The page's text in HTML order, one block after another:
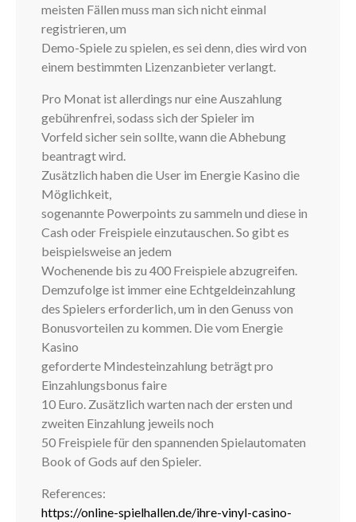
meisten Fällen muss man sich nicht einmal
registrieren, um
Demo-Spiele zu spielen, es sei denn, dies wird von
einem bestimmten Lizenzanbieter verlangt.
Pro Monat ist allerdings nur eine Auszahlung
gebührenfrei, sodass sich der Spieler im
Vorfeld sicher sein sollte, wann die Abhebung
beantragt wird.
Zusätzlich haben die User im Energie Kasino die
Möglichkeit,
sogenannte Powerpoints zu sammeln und diese in
Cash oder Freispiele einzutauschen. So gibt es
beispielsweise an jedem
Wochenende bis zu 400 Freispiele abzugreifen.
Demzufolge ist immer eine Echtgeldeinzahlung
des Spielers erforderlich, um in den Genuss von
Bonusvorteilen zu kommen. Die vom Energie
Kasino
geforderte Mindesteinzahlung beträgt pro
Einzahlungsbonus faire
10 Euro. Zusätzlich warten nach der ersten und
zweiten Einzahlung jeweils noch
50 Freispiele für den spannenden Spielautomaten
Book of Gods auf den Spieler.
References:
https://online-spielhallen.de/ihre-vinyl-casino-